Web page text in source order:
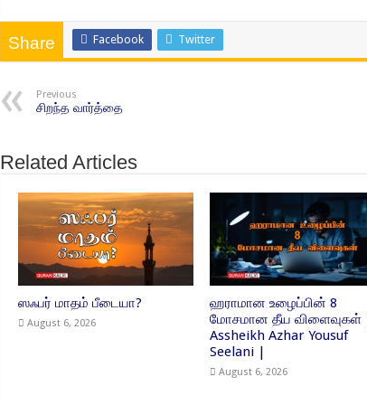
Share Facebook Twitter
Previous
சிறந்த வார்த்தை
Related Articles
ஸஃபர் மாதம் பீடையா?
August 6, 2026
ஹராமான உழைப்பின் 8
மோசமான தீய விளைவுகள் |
Assheikh Azhar Yousuf
Seelani |
August 6, 2026